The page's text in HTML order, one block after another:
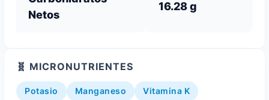
Netos
16.28 g
🧬 MICRONUTRIENTES
Potasio Manganeso Vitamina K